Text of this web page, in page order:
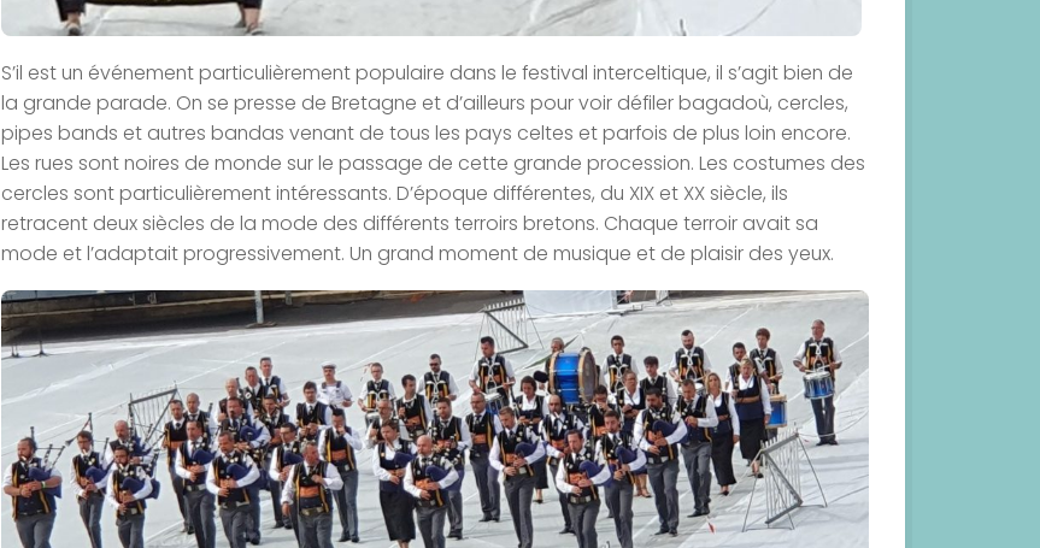
S’il est un événement particulièrement populaire dans le festival interceltique, il s’agit bien de
la grande parade. On se presse de Bretagne et d’ailleurs pour voir défiler bagadoù, cercles,
pipes bands et autres bandas venant de tous les pays celtes et parfois de plus loin encore.
Les rues sont noires de monde sur le passage de cette grande procession. Les costumes des
cercles sont particulièrement intéressants. D’époque différentes, du XIX et XX siècle, ils
retracent deux siècles de la mode des différents terroirs bretons. Chaque terroir avait sa
mode et l’adaptaitprogressivement. Un grand moment de musique et de plaisir des yeux.